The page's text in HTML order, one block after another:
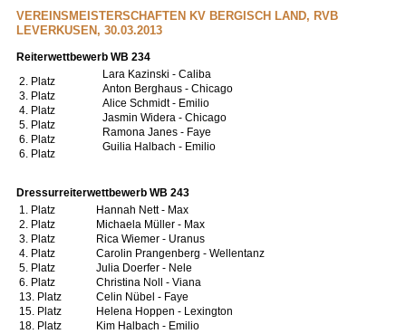
VEREINSMEISTERSCHAFTEN KV BERGISCH LAND, RVB
LEVERKUSEN, 30.03.2013
Reiterwettbewerb WB 234
2. Platz
3. Platz
4. Platz
5. Platz
6. Platz
6. Platz
Lara Kazinski - Caliba
Anton Berghaus - Chicago
Alice Schmidt - Emilio
Jasmin Widera - Chicago
Ramona Janes - Faye
Guilia Halbach - Emilio
Dressurreiterwettbewerb WB 243
1. Platz
2. Platz
3. Platz
4. Platz
5. Platz
6. Platz
13. Platz
15. Platz
18. Platz
Hannah Nett - Max
Michaela Müller - Max
Rica Wiemer - Uranus
Carolin Prangenberg - Wellentanz
Julia Doerfer - Nele
Christina Noll - Viana
Celin Nübel - Faye
Helena Hoppen - Lexington
Kim Halbach - Emilio